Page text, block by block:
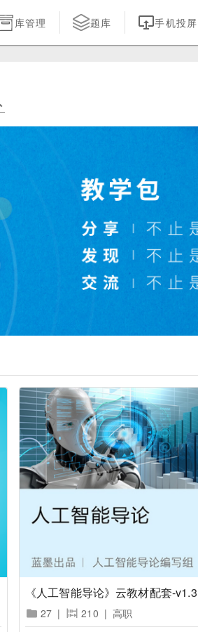
库管理 题库 手机投屏
《人工智能导论》云教材配套-v1.3
27 | 210 | 高职